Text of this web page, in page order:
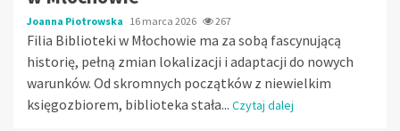
Joanna Piotrowska 16 marca 2026 267
Filia Biblioteki w Młochowie ma za sobą fascynującą
historię, pełną zmian lokalizacji i adaptacji do nowych
warunków. Od skromnych początków z niewielkim
księgozbiorem, biblioteka stała... Czytaj dalej